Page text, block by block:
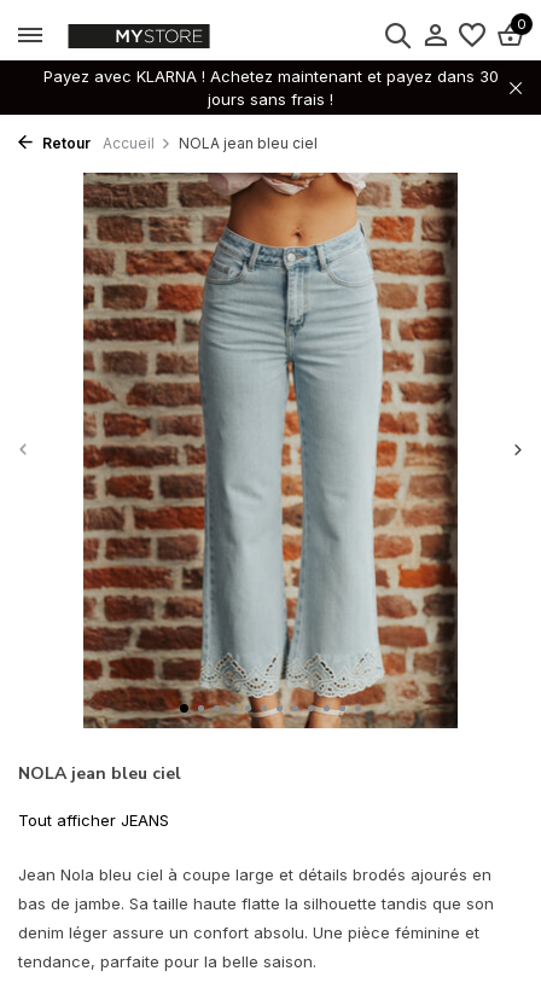
0
Payez avec KLARNA ! Achetez maintenant et payez dans 30
jours sans frais !
Retour Accueil NOLA jean bleu ciel
NOLA jean bleu ciel
Tout afficher JEANS
Jean Nola bleu ciel à coupe large et détails brodés ajourés en
bas de jambe. Sa taille haute flatte la silhouette tandis que son
denim léger assure un confort absolu. Une pièce féminine et
tendance, parfaite pour la belle saison.